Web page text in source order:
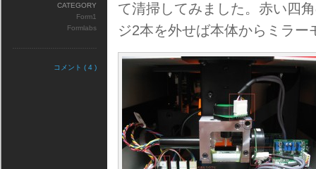
て清掃してみました。赤い四
ジ2本を外せば本体からミラ
CATEGORY
Form1
Formlabs
コメント ( 4 )